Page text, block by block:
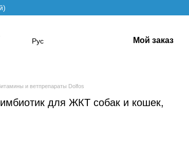
Рус Мой заказ
и ветпрепараты Dolfos
для ЖКТ собак и кошек,